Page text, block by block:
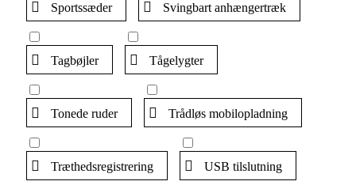
Sportssæder Svingbart anhængertræk
Tagbøjler Tågelygter
Tonede ruder Trådløs mobilopladning
Træthedsregistrering USB tilslutning